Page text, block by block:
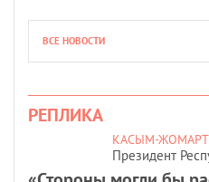
ВСЕ НОВОСТИ
РЕПЛИКА
КАСЫМ-ЖОМАРТ
Президент